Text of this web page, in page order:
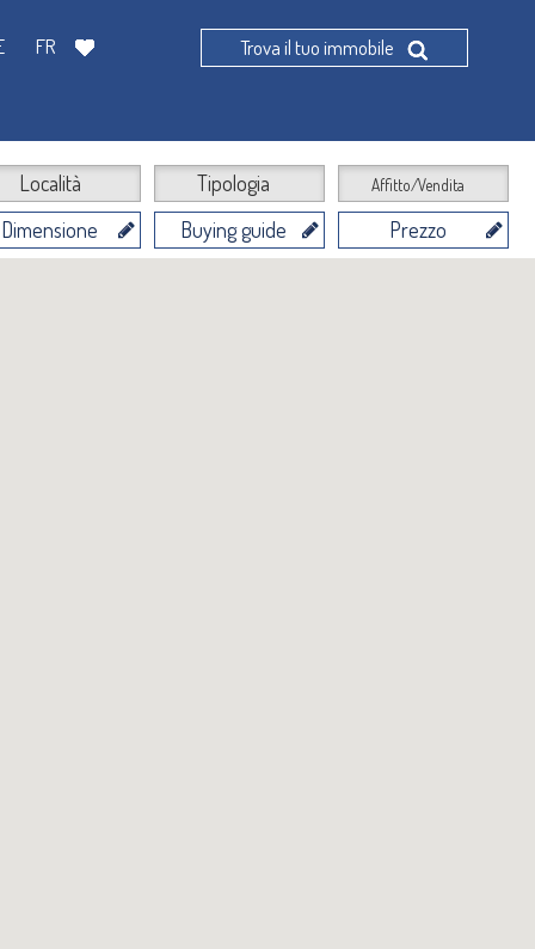
Località Tipologia Affitto/Vendita
Dimensione Buying guide Prezzo
FR Trova il tuo immobile